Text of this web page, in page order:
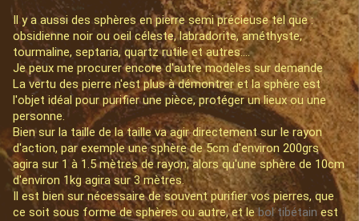
Il y a aussi des sphères en pierre semi précieuse tel que :
obsidienne noir ou oeil céleste, labradorite, améthyste,
tourmaline, septaria, quartz rutile et autres....
Je peux me procurer encore d'autre modèles sur demande
La vertu des pierre n'est plus à démontrer et la sphère est
l'objet idéal pour purifier une pièce, protéger un lieux ou une
personne.
Bien sur la taille de la taille va agir directement sur le rayon
d'action, par exemple une sphère de 5cm d'environ 200grs
agira sur 1 à 1.5 mètres de rayon, alors qu'une sphère de 10cm
d'environ 1kg agira sur 3 mètres.
Il est bien sur nécessaire de souvent purifier vos pierres, que
ce soit sous forme de sphères ou autre, et lebol tibétain est